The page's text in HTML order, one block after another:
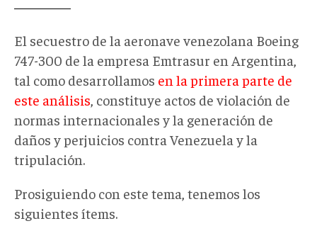
El secuestro de la aeronave venezolana Boeing
747-300 de la empresa Emtrasur en Argentina,
tal como desarrollamos en la primera parte de
este análisis , constituye actos de violación de
normas internacionales y la generación de
daños y perjuicios contra Venezuela y la
tripulación.
Prosiguiendo con este tema, tenemos los
siguientes ítems.